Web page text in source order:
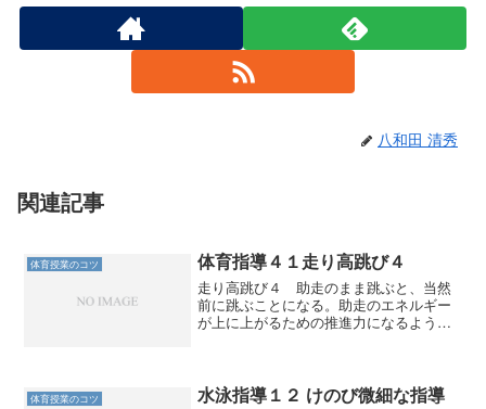
八和田 清秀
関連記事
体育授業のコツ 体育指導４１走り高跳び４
走り高跳び４ 助走のまま跳ぶと、当然
前に跳ぶことになる。助走のエネルギー
が上に上がるための推進力になるように
き付ける。この感覚を体感...
体育授業のコツ 水泳指導１２ けのび微細な指導